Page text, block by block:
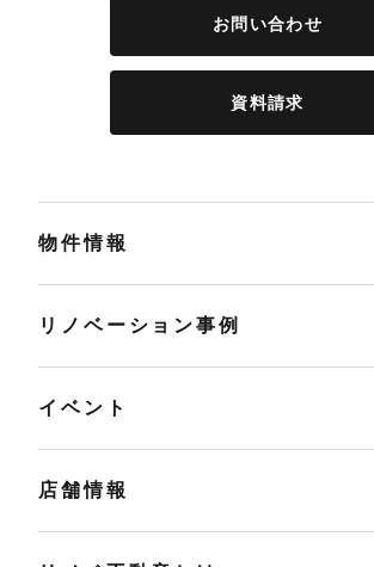
お問い合わせ
資料請求
物件情報
リノベーション事例
イベント
店舗情報